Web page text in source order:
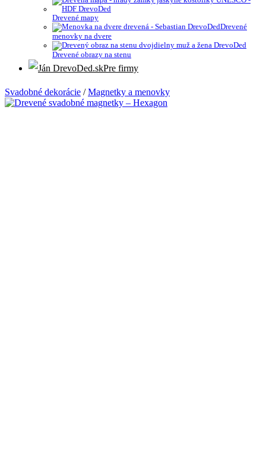
Drevené mapy
Drevené
menovky na dvere
Drevené obrazy na stenu
Pre firmy
Svadobné dekorácie / Magnetky a menovky